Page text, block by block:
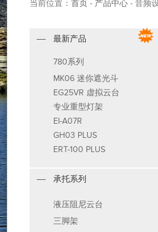
当前位置： 首页 - 产品中心 - 音频
最新产品
780系列
MK06 迷你遮光斗
EG25VR 虚拟云台
专业重型灯架
EI-A07R
GH03 PLUS
ERT-100 PLUS
承托系列
液压阻尼云台
三脚架